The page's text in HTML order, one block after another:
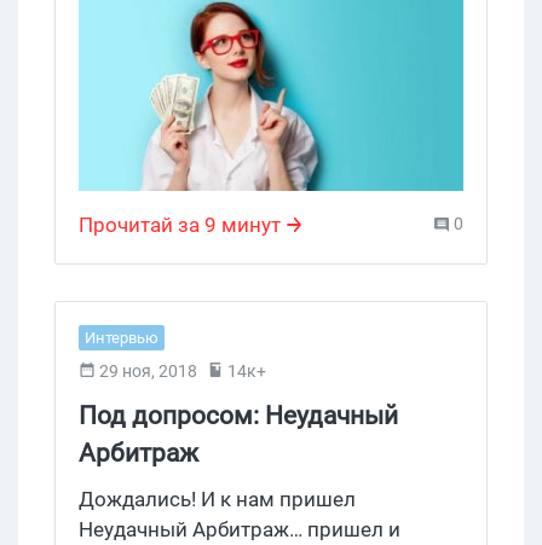
Прочитай за 9 минут 0
Интервью
29 ноя, 2018 14к+
Под допросом: Неудачный
Арбитраж
Дождались! И к нам пришел
Неудачный Арбитраж… пришел и